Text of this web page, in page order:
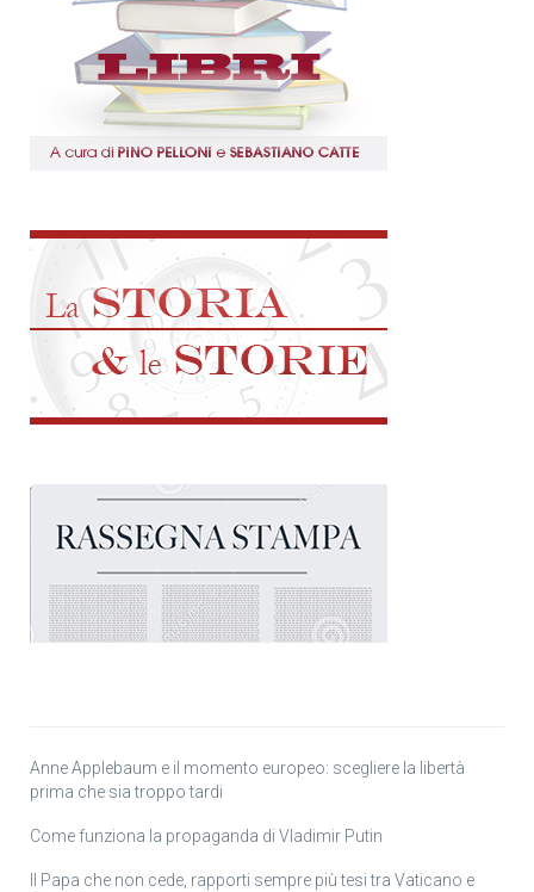
Anne Applebaum e il momento europeo: scegliere la libertà
prima che sia troppo tardi
Come funziona la propaganda di Vladimir Putin
Il Papa che non cede, rapporti sempre più tesi tra Vaticano e